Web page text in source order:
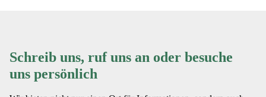
Schreib uns, ruf uns an oder besuche
uns persönlich